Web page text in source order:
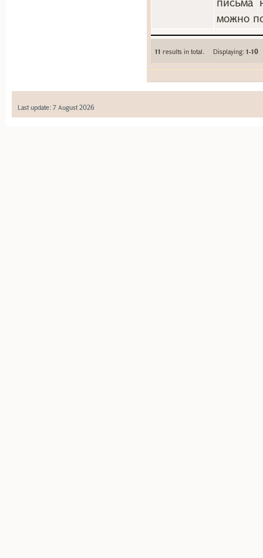
можно
11 results in total. Displaying:1-10
Last update: 7 August 2026